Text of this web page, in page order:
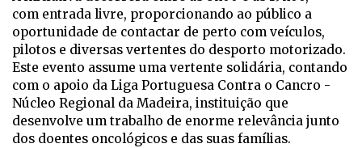
com entrada livre, proporcionando ao público a
oportunidade de contactar de perto com veículos,
pilotos e diversas vertentes do desporto motorizado.
Este evento assume uma vertente solidária, contando
com o apoio da Liga Portuguesa Contra o Cancro -
Núcleo Regional da Madeira, instituição que
desenvolve um trabalho de enorme relevância junto
dos doentes oncológicos e das suas famílias.